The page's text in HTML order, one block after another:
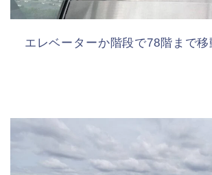
エレベーターか階段で78階まで